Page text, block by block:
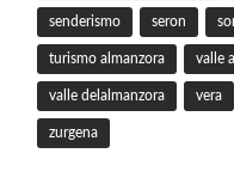
senderismo seron
turismo almanzora valle
valle delalmanzora vera
zurgena